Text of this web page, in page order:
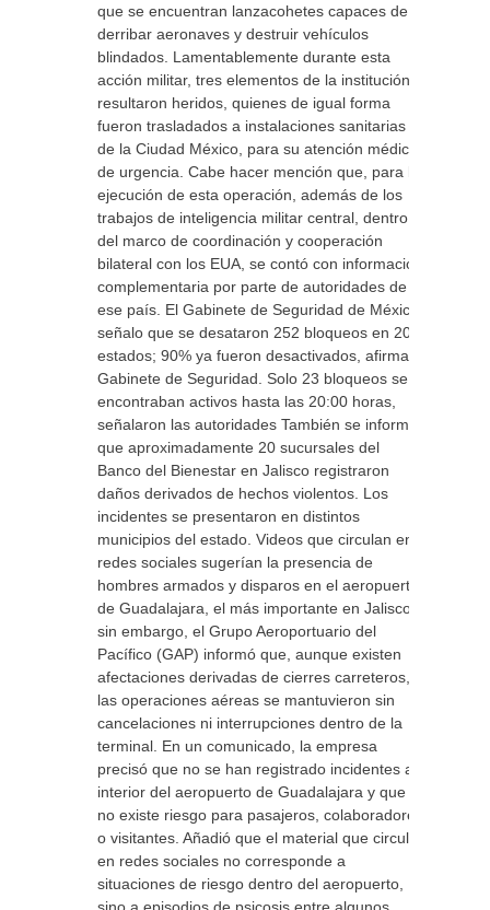
que se encuentran lanzacohetes capaces de
derribar aeronaves y destruir vehículos
blindados. Lamentablemente durante esta
acción militar, tres elementos de la institución
resultaron heridos, quienes de igual forma
fueron trasladados a instalaciones sanitarias
de la Ciudad México, para su atención médica
de urgencia. Cabe hacer mención que, para la
ejecución de esta operación, además de los
trabajos de inteligencia militar central, dentro
del marco de coordinación y cooperación
bilateral con los EUA, se contó con información
complementaria por parte de autoridades de
ese país. El Gabinete de Seguridad de México
señalo que se desataron 252 bloqueos en 20
estados; 90% ya fueron desactivados, afirma el
Gabinete de Seguridad. Solo 23 bloqueos se
encontraban activos hasta las 20:00 horas,
señalaron las autoridades También se informó
que aproximadamente 20 sucursales del
Banco del Bienestar en Jalisco registraron
daños derivados de hechos violentos. Los
incidentes se presentaron en distintos
municipios del estado. Videos que circulan en
redes sociales sugerían la presencia de
hombres armados y disparos en el aeropuerto
de Guadalajara, el más importante en Jalisco,
sin embargo, el Grupo Aeroportuario del
Pacífico (GAP) informó que, aunque existen
afectaciones derivadas de cierres carreteros,
las operaciones aéreas se mantuvieron sin
cancelaciones ni interrupciones dentro de la
terminal. En un comunicado, la empresa
precisó que no se han registrado incidentes al
interior del aeropuerto de Guadalajara y que
no existe riesgo para pasajeros, colaboradores
o visitantes. Añadió que el material que circula
en redes sociales no corresponde a
situaciones de riesgo dentro del aeropuerto,